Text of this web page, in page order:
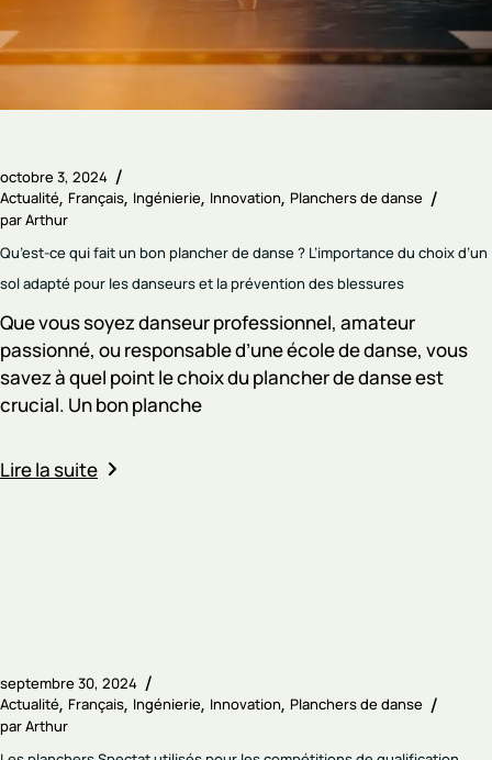
octobre 3, 2024
Actualité Français Ingénierie Innovation Planchers de danse
parArthur
Qu’est-ce qui fait un bon plancher de danse ? L’importance du choix d’un
sol adapté pour les danseurs et la prévention des blessures
Que vous soyez danseur professionnel, amateur
passionné, ou responsable d’une école de danse, vous
savez à quel point le choix du plancher de danse est
crucial. Un bon planche
Lire la suite
septembre 30, 2024
Actualité Français Ingénierie Innovation Planchers de danse
parArthur